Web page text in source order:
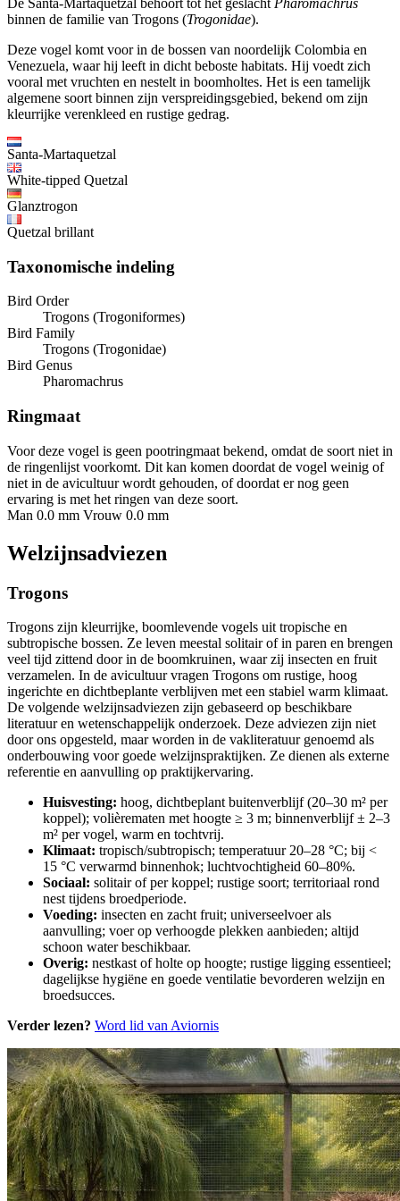
De Santa-Martaquetzal behoort tot het geslacht Pharomachrus
binnen de familie van Trogons (Trogonidae).
Deze vogel komt voor in de bossen van noordelijk Colombia en
Venezuela, waar hij leeft in dicht beboste habitats. Hij voedt zich
vooral met vruchten en nestelt in boomholtes. Het is een tamelijk
algemene soort binnen zijn verspreidingsgebied, bekend om zijn
kleurrijke verenkleed en rustige gedrag.
Santa-Martaquetzal
White-tipped Quetzal
Glanztrogon
Quetzal brillant
Taxonomische indeling
Bird Order
Trogons (Trogoniformes)
Bird Family
Trogons (Trogonidae)
Bird Genus
Pharomachrus
Ringmaat
Voor deze vogel is geen pootringmaat bekend, omdat de soort niet in
de ringenlijst voorkomt. Dit kan komen doordat de vogel weinig of
niet in de avicultuur wordt gehouden, of doordat er nog geen
ervaring is met het ringen van deze soort.
Man 0.0 mm Vrouw 0.0 mm
Welzijnsadviezen
Trogons
Trogons zijn kleurrijke, boomlevende vogels uit tropische en
subtropische bossen. Ze leven meestal solitair of in paren en brengen
veel tijd zittend door in de boomkruinen, waar zij insecten en fruit
verzamelen. In de avicultuur vragen Trogons om rustige, hoog
ingerichte en dichtbeplante verblijven met een stabiel warm klimaat.
De volgende welzijnsadviezen zijn gebaseerd op beschikbare
literatuur en wetenschappelijk onderzoek. Deze adviezen zijn niet
door ons opgesteld, maar worden in de vakliteratuur genoemd als
onderbouwing voor goede welzijnspraktijken. Ze dienen als externe
referentie en aanvulling op praktijkervaring.
Huisvesting: hoog, dichtbeplant buitenverblijf (20–30 m² per
koppel); volièrematen met hoogte ≥ 3 m; binnenverblijf ± 2–3
m² per vogel, warm en tochtvrij.
Klimaat: tropisch/subtropisch; temperatuur 20–28 °C; bij <
15 °C verwarmd binnenhok; luchtvochtigheid 60–80%.
Sociaal: solitair of per koppel; rustige soort; territoriaal rond
nest tijdens broedperiode.
Voeding: insecten en zacht fruit; universeelvoer als
aanvulling; voer op verhoogde plekken aanbieden; altijd
schoon water beschikbaar.
Overig: nestkast of holte op hoogte; rustige ligging essentieel;
dagelijkse hygiëne en goede ventilatie bevorderen welzijn en
broedsucces.
Verder lezen? Word lid van Aviornis